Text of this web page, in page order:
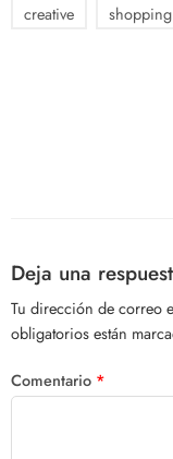
creative shopping
Deja una
Tu dirección de correo
obligatorios están
Comentario *